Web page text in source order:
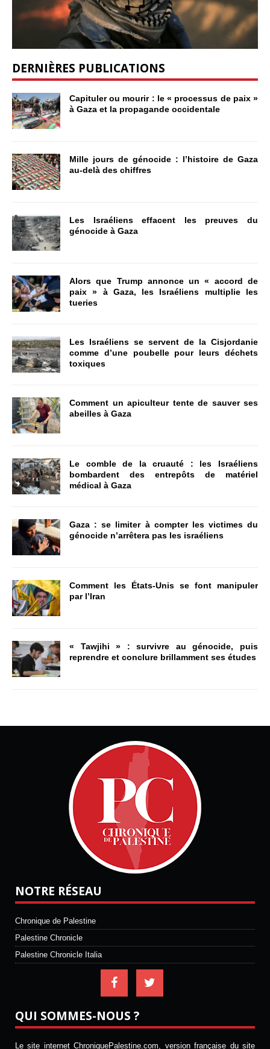
DERNIÈRES PUBLICATIONS
Capituler ou mourir : le « processus de paix »
à Gaza et la propagande occidentale
Mille jours de génocide : l’histoire de Gaza
au-delà des chiffres
Les Israéliens effacent les preuves du
génocide à Gaza
Alors que Trump annonce un « accord de
paix » à Gaza, les Israéliens multiplie les
tueries
Les Israéliens se servent de la Cisjordanie
comme d’une poubelle pour leurs déchets
toxiques
Comment un apiculteur tente de sauver ses
abeilles à Gaza
Le comble de la cruauté : les Israéliens
bombardent des entrepôts de matériel
médical à Gaza
Gaza : se limiter à compter les victimes du
génocide n’arrêtera pas les israéliens
Comment les États-Unis se font manipuler
par l’Iran
« Tawjihi » : survivre au génocide, puis
reprendre et conclure brillamment ses études
NOTRE RÉSEAU
Chronique de Palestine
Palestine Chronicle
Palestine Chronicle Italia
QUI SOMMES-NOUS ?
Le site internet ChroniquePalestine.com, version française du site